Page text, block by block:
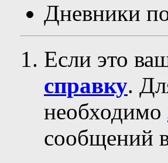
Дневники
Если это
справку.
необходимо
сообщений